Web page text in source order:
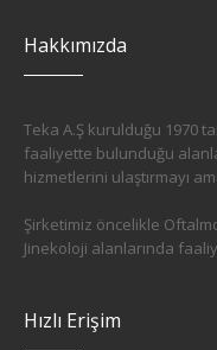
Hakkımızda
Teka A.Ş kurulduğu 1970
faaliyette bulunduğu
hizmetlerini ulaştırmayı
Şirketimiz öncelikle
Jinekoloji alanlarında
Hızlı Erişim